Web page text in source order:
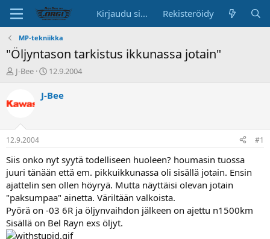
Kirjaudu sisään Rekisteröidy
MP-tekniikka
"Öljyntason tarkistus ikkunassa jotain"
K
k
s
t
e
l
n
a
l
o
i
t
J-Bee
A
o
p
ä
i
v
ä
12.9.2004
J-Bee
12.9.2004 #1
Siis onko nyt syytä todelliseen huoleen? houmasin tuossa
juuri tänään että em. pikkuikkunassa oli sisällä jotain. Ensin
ajattelin sen ollen höyryä. Mutta näyttäisi olevan jotain
"paksumpaa" ainetta. Väriltään valkoista.
Pyörä on -03 6R ja öljynvaihdon jälkeen on ajettu n1500km
Sisällä on Bel Rayn exs öljyt.